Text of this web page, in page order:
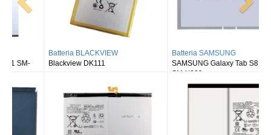
Batteria BLACKVIEW
Blackview DK111
Batteria SAMSUNG
SAMSUNG Galaxy Tab S8 Ultra